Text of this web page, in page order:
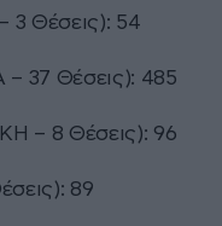
Θέσεις): 54
37 Θέσεις): 485
– 8 Θέσεις): 96
89